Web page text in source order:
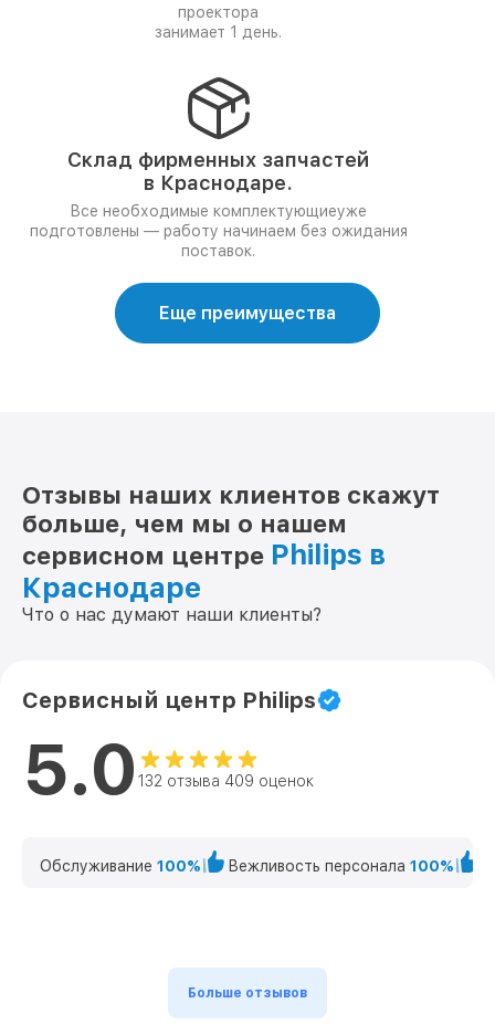
проектора
занимает 1 день.
Склад фирменных запчастей
в Краснодаре.
Все необходимые комплектующиеуже
подготовлены — работу начинаем без ожидания
поставок.
Еще преимущества
Отзывы наших клиентов скажут
больше, чем мы о нашем
сервисном центре Philips в
Краснодаре
Что о нас думают наши клиенты?
Сервисный центр Philips
5.0 132 отзыва 409 оценок
Обслуживание 100% Вежливость персонала 100%
Больше отзывов